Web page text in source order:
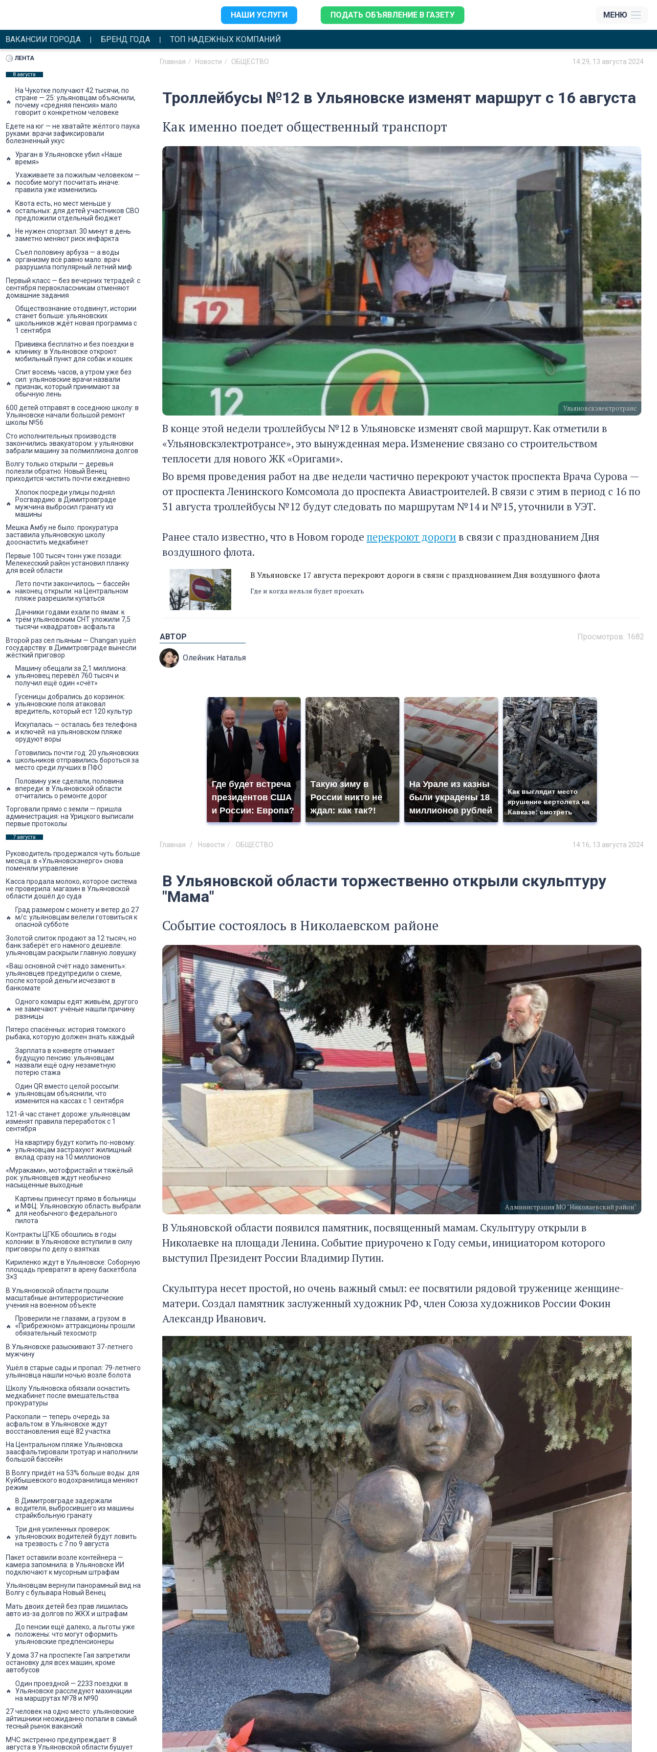
НАШИ УСЛУГИ ПОДАТЬ ОБЪЯВЛЕНИЕ В ГАЗЕТУ МЕНЮ
ВАКАНСИИ ГОРОДА БРЕНД ГОДА ТОП НАДЕЖНЫХ КОМПАНИЙ
Главная Новости ОБЩЕСТВО 14:29, 13 августа 2024
Троллейбусы №12 в Ульяновске изменят маршрут с 16 августа
Как именно поедет общественный транспорт
Ульяновскэлектротранс
В конце этой недели троллейбусы №12 в Ульяновске изменят свой маршрут. Как отметили в
«Ульяновскэлектротрансе», это вынужденная мера. Изменение связано со строительством
теплосети для нового ЖК «Оригами».
Во время проведения работ на две недели частично перекроют участок проспекта Врача Сурова —
от проспекта Ленинского Комсомола до проспекта Авиастроителей. В связи с этим в период с 16 по
31 августа троллейбусы №12 будут следовать по маршрутам №14 и №15, уточнили в УЭТ.
Ранее стало известно, что в Новом городе перекроют дорогив связи с празднованием Дня
воздушного флота.
В Ульяновске 17 августа перекроют дороги в связи с празднованием Дня воздушного флота
Где и когда нельзя будет проехать
Просмотров: 1682
АВТОР
Олейник Наталья
Где будет встреча
президентов США
и России: Европа?
Такую зиму в
России никто не
ждал: как так?!
На Урале из казны
были украдены 18
миллионов рублей
Как выглядит место
крушение вертолета на
Кавказе: смотреть
Главная Новости ОБЩЕСТВО 14:16, 13 августа 2024
В Ульяновской области торжественно открыли скульптуру
"Мама"
Событие состоялось в Николаевском районе
Администрация МО "Николаевский район"
В Ульяновской области появился памятник, посвященный мамам. Скульптуру открыли в
Николаевке на площади Ленина. Событие приурочено к Году семьи, инициатором которого
выступил Президент России Владимир Путин.
Скульптура несет простой, но очень важный смыл: ее посвятили рядовой труженице женщине-
матери. Создал памятник заслуженный художник РФ, член Союза художников России Фокин
Александр Иванович.
ЛЕНТА
8 августа
На Чукотке получают 42 тысячи, по
стране — 25: ульяновцам объяснили,
почему «средняя пенсия» мало
говорит о конкретном человеке
Едете на юг — не хватайте жёлтого паука
руками: врачи зафиксировали
болезненный укус
Ураган в Ульяновске убил «Наше
время»
Ухаживаете за пожилым человеком —
пособие могут посчитать иначе:
правила уже изменились
Квота есть, но мест меньше у
остальных: для детей участников СВО
предложили отдельный бюджет
Не нужен спортзал: 30 минут в день
заметно меняют риск инфаркта
Съел половину арбуза — а воды
организму всё равно мало: врач
разрушила популярный летний миф
Первый класс — без вечерних тетрадей: с
сентября первоклассникам отменяют
домашние задания
Обществознание отодвинут, истории
станет больше: ульяновских
школьников ждёт новая программа с
1 сентября
Прививка бесплатно и без поездки в
клинику: в Ульяновске откроют
мобильный пункт для собак и кошек
Спит восемь часов, а утром уже без
сил: ульяновские врачи назвали
признак, который принимают за
обычную лень
600 детей отправят в соседнюю школу: в
Ульяновске начали большой ремонт
школы №56
Сто исполнительных производств
закончились эвакуатором: у ульяновки
забрали машину за полмиллиона долгов
Волгу только открыли — деревья
полезли обратно: Новый Венец
приходится чистить почти ежедневно
Хлопок посреди улицы поднял
Росгвардию: в Димитровграде
мужчина выбросил гранату из
машины
Мешка Амбу не было: прокуратура
заставила ульяновскую школу
дооснастить медкабинет
Первые 100 тысяч тонн уже позади:
Мелекесский район установил планку
для всей области
Лето почти закончилось — бассейн
наконец открыли: на Центральном
пляже разрешили купаться
Дачники годами ехали по ямам: к
трём ульяновским СНТ уложили 7,5
тысячи «квадратов» асфальта
Второй раз сел пьяным — Changan ушёл
государству: в Димитровграде вынесли
жёсткий приговор
Машину обещали за 2,1 миллиона:
ульяновец перевёл 760 тысяч и
получил ещё один «счёт»
Гусеницы добрались до корзинок:
ульяновские поля атаковал
вредитель, который ест 120 культур
Искупалась — осталась без телефона
и ключей: на ульяновском пляже
орудуют воры
Готовились почти год: 20 ульяновских
школьников отправились бороться за
место среди лучших в ПФО
Половину уже сделали, половина
впереди: в Ульяновской области
отчитались о ремонте дорог
Торговали прямо с земли — пришла
администрация: на Урицкого выписали
первые протоколы
7 августа
Руководитель продержался чуть больше
месяца: в «Ульяновскэнерго» снова
поменяли управление
Касса продала молоко, которое система
не проверила: магазин в Ульяновской
области дошёл до суда
Град размером с монету и ветер до 27
м/с: ульяновцам велели готовиться к
опасной субботе
Золотой слиток продают за 12 тысяч, но
банк заберёт его намного дешевле:
ульяновцам раскрыли главную ловушку
«Ваш основной счёт надо заменить»:
ульяновцев предупредили о схеме,
после которой деньги исчезают в
банкомате
Одного комары едят живьём, другого
не замечают: учёные нашли причину
разницы
Пятеро спасённых: история томского
рыбака, которую должен знать каждый
Зарплата в конверте отнимает
будущую пенсию: ульяновцам
назвали ещё одну незаметную
потерю стажа
Один QR вместо целой россыпи:
ульяновцам объяснили, что
изменится на кассах с 1 сентября
121-й час станет дороже: ульяновцам
изменят правила переработок с 1
сентября
На квартиру будут копить по-новому:
ульяновцам застрахуют жилищный
вклад сразу на 10 миллионов
«Мураками», мотофристайл и тяжёлый
рок: ульяновцев ждут необычно
насыщенные выходные
Картины принесут прямо в больницы
и МФЦ: Ульяновскую область выбрали
для необычного федерального
пилота
Контракты ЦГКБ обошлись в годы
колонии: в Ульяновске вступили в силу
приговоры по делу о взятках
Кириленко ждут в Ульяновске: Соборную
площадь превратят в арену баскетбола
3×3
В Ульяновской области прошли
масштабные антитеррористические
учения на военном объекте
Проверили не глазами, а грузом: в
«Прибрежном» аттракционы прошли
обязательный техосмотр
В Ульяновске разыскивают 37-летнего
мужчину
Ушёл в старые сады и пропал: 79-летнего
ульяновца нашли ночью возле болота
Школу Ульяновска обязали оснастить
медкабинет после вмешательства
прокуратуры
Раскопали — теперь очередь за
асфальтом: в Ульяновске ждут
восстановления ещё 82 участка
На Центральном пляже Ульяновска
заасфальтировали тротуар и наполнили
большой бассейн
В Волгу придёт на 53% больше воды: для
Куйбышевского водохранилища меняют
режим
В Димитровграде задержали
водителя, выбросившего из машины
страйкбольную гранату
Три дня усиленных проверок:
ульяновских водителей будут ловить
на трезвость с 7 по 9 августа
Пакет оставили возле контейнера —
камера запомнила: в Ульяновске ИИ
подключают к мусорным штрафам
Ульяновцам вернули панорамный вид на
Волгу с бульвара Новый Венец
Мать двоих детей без прав лишилась
авто из-за долгов по ЖКХ и штрафам
До пенсии ещё далеко, а льготы уже
положены: что могут оформить
ульяновские предпенсионеры
У дома 37 на проспекте Гая запретили
остановку для всех машин, кроме
автобусов
Один проездной — 2233 поездки: в
Ульяновске расследуют махинации
на маршрутах №78 и №90
27 человек на одно место: ульяновские
айтишники неожиданно попали в самый
тесный рынок вакансий
МЧС экстренно предупреждает: 8
августа в Ульяновской области бушует